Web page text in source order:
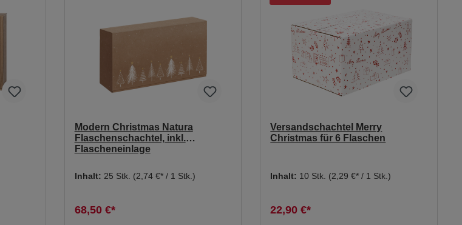
Modern Christmas Natura
Flaschenschachtel, inkl.
Flascheneinlage
Inhalt: 25 Stk. (2,74 €* / 1 Stk.)
68,50 €*
Versandschachtel Merry
Christmas für 6 Flaschen
Inhalt: 10 Stk. (2,29 €* / 1 Stk.)
22,90 €*